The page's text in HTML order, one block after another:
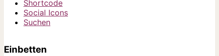
Shortcode
Social Icons
Suchen
Einbetten